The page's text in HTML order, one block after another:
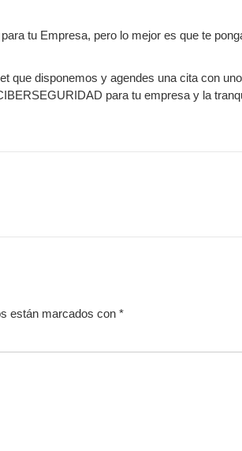
tu Empresa, pero lo mejor es que te
que disponemos y agendes una cita con
para tu empresa y la
están marcados con *